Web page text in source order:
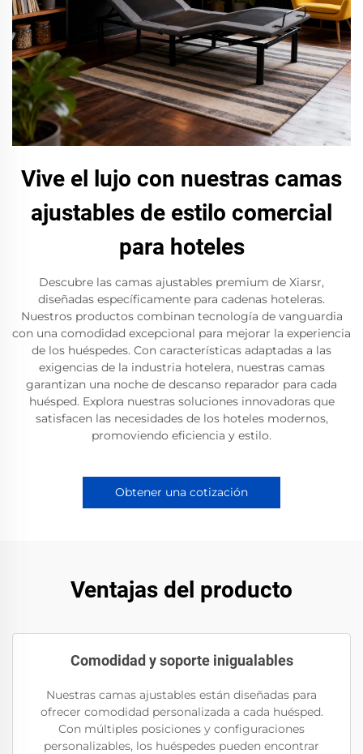
Vive el lujo con nuestras camas
ajustables de estilo comercial
para hoteles
Descubre las camas ajustables premium de Xiarsr,
diseñadas específicamente para cadenas hoteleras.
Nuestros productos combinan tecnología de vanguardia
con una comodidad excepcional para mejorar la experiencia
de los huéspedes. Con características adaptadas a las
exigencias de la industria hotelera, nuestras camas
garantizan una noche de descanso reparador para cada
huésped. Explora nuestras soluciones innovadoras que
satisfacen las necesidades de los hoteles modernos,
promoviendo eficiencia y estilo.
Obtener una cotización
Ventajas del producto
Comodidad y soporte inigualables
Nuestras camas ajustables están diseñadas para
ofrecer comodidad personalizada a cada huésped.
Con múltiples posiciones y configuraciones
personalizables, los huéspedes pueden encontrar